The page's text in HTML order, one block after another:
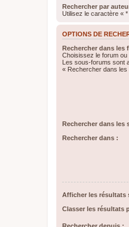
Rechercher par
Utilisez le caractère «
OPTIONS DE
Rechercher dans les
Choisissez le forum
Les sous-forums sont
« Rechercher dans les
Rechercher dans les
Rechercher dans :
Afficher les résultats
Classer les résultats